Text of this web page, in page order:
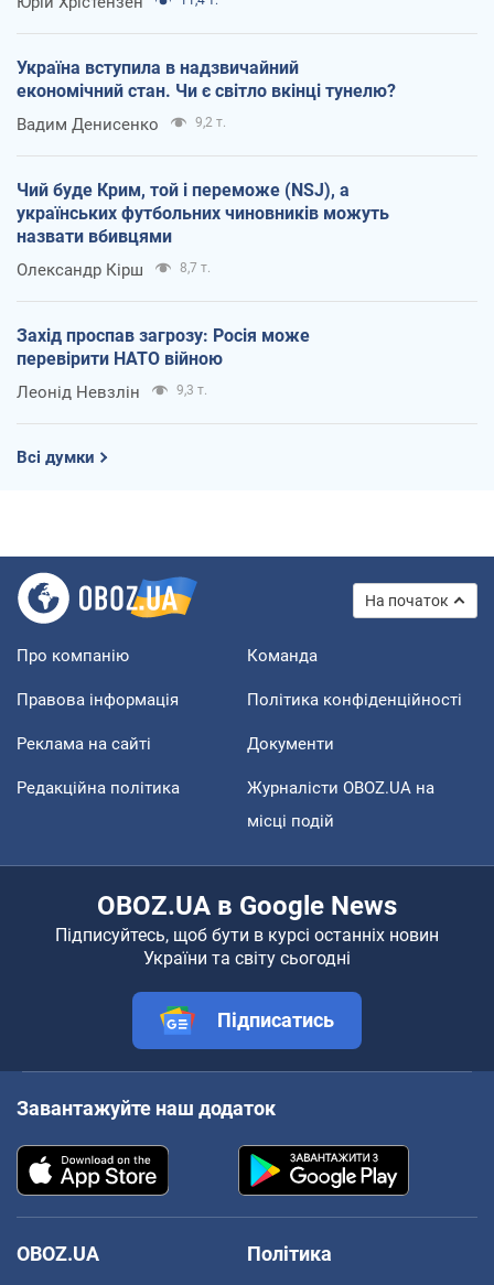
Україна вступила в надзвичайний
економічний стан. Чи є світло вкінці тунелю?
Вадим Денисенко 9,2 т.
Чий буде Крим, той і переможе (NSJ), а
українських футбольних чиновників можуть
назвати вбивцями
Олександр Кірш 8,7 т.
Захід проспав загрозу: Росія може
перевірити НАТО війною
Леонід Невзлін 9,3 т.
Всі думки
На початок
Про компанію Команда
Правова інформація Політика конфіденційності
Реклама на сайті Документи
Редакційна політика
Журналісти OBOZ.UA на
місці подій
OBOZ.UA в Google News
Підписуйтесь, щоб бути в курсі останніх новин
України та світу сьогодні
Підписатись
Завантажуйте наш додаток
OBOZ.UA
Політика